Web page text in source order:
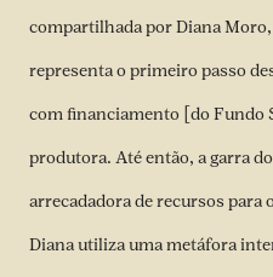
compartilhada por Diana
representa o primeiro passo
com financiamento [do Fundo
produtora. Até então, a garra
arrecadadora de recursos para
Diana utiliza uma metáfora